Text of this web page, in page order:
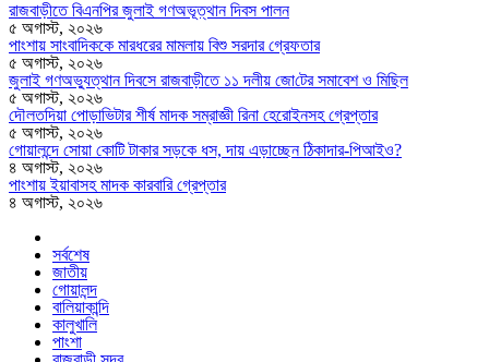
রাজবাড়ীতে বিএন‌পির জুলাই গণঅভূত্থান দিবস পালন
৫ অগাস্ট, ২০২৬
পাংশায় সাংবাদিককে মারধরের মামলায় বিশু সরদার গ্রেফতার
৫ অগাস্ট, ২০২৬
জুলাই গণঅভ্যুত্থান দিবসে রাজবাড়ীতে ১১ দলীয় জো‌টের সমাবেশ ও মি‌ছিল
৫ অগাস্ট, ২০২৬
দৌলতদিয়া পোড়াভিটার শীর্ষ মাদক সম্রাজ্ঞী রিনা হেরোইনসহ গ্রেপ্তার
৫ অগাস্ট, ২০২৬
গোয়ালন্দে সোয়া কোটি টাকার সড়কে ধস, দায় এড়াচ্ছেন ঠিকাদার-পিআইও?
৪ অগাস্ট, ২০২৬
পাংশায় ইয়াবাসহ মাদক কারবারি গ্রেপ্তার
৪ অগাস্ট, ২০২৬
সর্বশেষ
জাতীয়
গোয়ালন্দ
বালিয়াকান্দি
কালুখালি
পাংশা